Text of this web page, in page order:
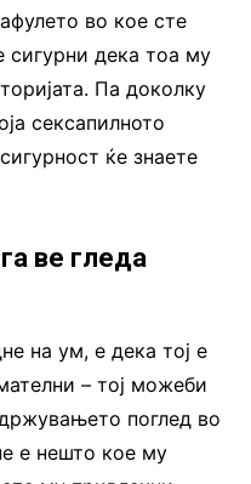
во кое сте
сигурни дека тоа му
Па доколку
сексапилното
ќе знаете
ве гледа
на ум, е дека тој е
– тој можеби
поглед во
е нешто кое му